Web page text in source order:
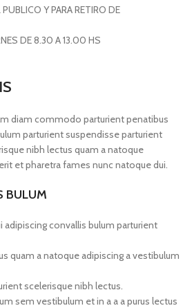
Y PARA RETIRO DE
DE 8.30 A 13.00 HS
diam commodo parturient penatibus
parturient suspendisse parturient
nibh lectus quam a natoque
et pharetra fames nunc natoque dui.
BULUM
adipiscing convallis bulum parturient
quam a natoque adipiscing a vestibulum
scelerisque nibh lectus.
sem vestibulum et in a a a purus lectus